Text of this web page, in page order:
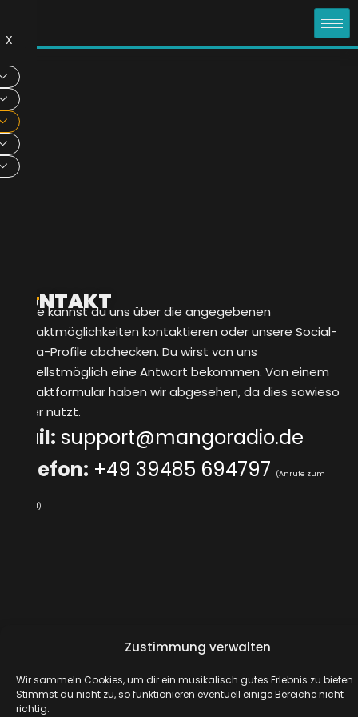
Zustimmung verwalten
Wir sammeln Cookies, um dir ein musikalisch gutes Erlebnis zu bieten.
Stimmst du nicht zu, so funktionieren eventuell einige Bereiche nicht
richtig.
X
KONTAKT
Gerne kannst du uns über die angegebenen
Kontaktmöglichkeiten kontaktieren oder unsere Social-
Media-Profile abchecken. Du wirst von uns
schnellstmöglich eine Antwort bekommen. Von einem
Kontaktformular haben wir abgesehen, da dies sowieso
keiner nutzt.
Mail: support@mangoradio.de
Telefon: +49 39485 694797 (Anrufe zum
Ortstarif)